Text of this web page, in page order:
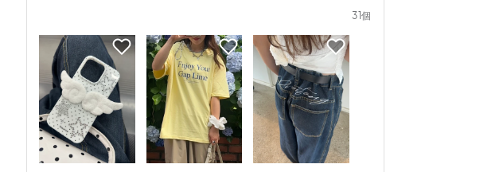
31個